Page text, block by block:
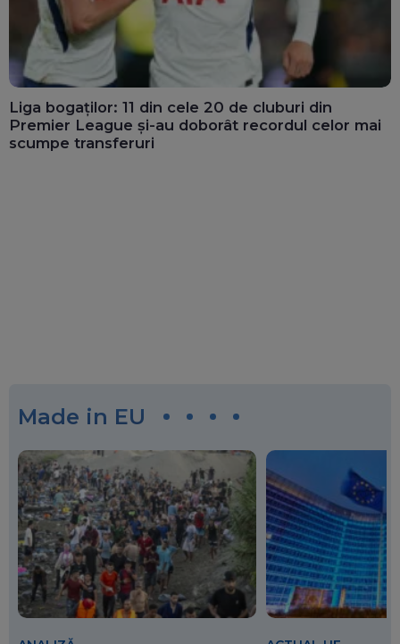
Liga bogaților: 11 din cele 20 de cluburi din
Premier League și-au doborât recordul celor mai
scumpe transferuri
Made in EU